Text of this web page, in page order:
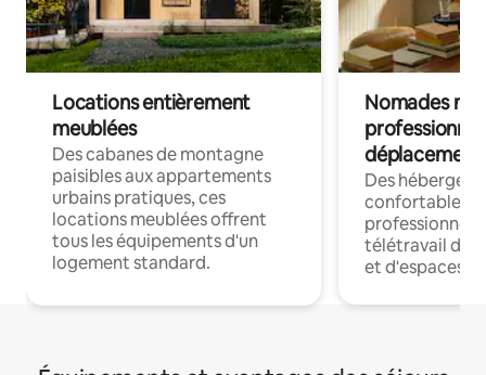
Locations entièrement
meublées
Des cabanes de montagne
paisibles aux appartements
urbains pratiques, ces
locations meublées offrent
tous les équipements d'un
logement standard.
Nomades
déplacement
Des
confortables
professionnels
télétravail
et d'espaces